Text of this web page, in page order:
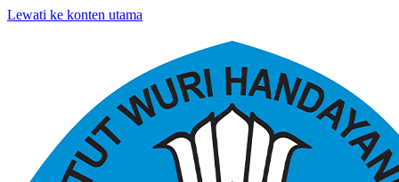
Lewati ke konten utama